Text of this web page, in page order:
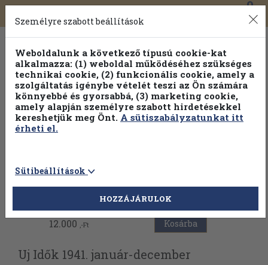
Toggle
navigation
0
Vissza az előző oldalra
12.000 ,-Ft Kosárba
Uj Idők 1941. január-december
Személyre szabott beállítások
Weboldalunk a következő típusú cookie-kat
alkalmazza: (1) weboldal működéséhez szükséges
technikai cookie, (2) funkcionális cookie, amely a
szolgáltatás igénybe vételét teszi az Ön számára
könnyebbé és gyorsabbá, (3) marketing cookie,
amely alapján személyre szabott hirdetésekkel
kereshetjük meg Önt. A sütiszabályzatunkat itt
érheti el.
Sütibeállítások
HOZZÁJÁRULOK